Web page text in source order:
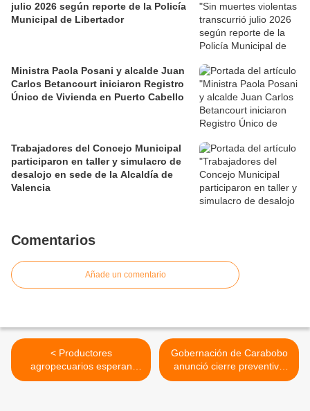
julio 2026 según reporte de la Policía
Municipal de Libertador
Ministra Paola Posani y alcalde Juan
Carlos Betancourt iniciaron Registro
Único de Vivienda en Puerto Cabello
Trabajadores del Concejo Municipal
participaron en taller y simulacro de
desalojo en sede de la Alcaldía de
Valencia
Comentarios
Añade un comentario
< Productores
agropecuarios esperan
fortaleza del sector primario
Gobernación de Carabobo
anunció cierre preventivo
de tramos de la ARC por